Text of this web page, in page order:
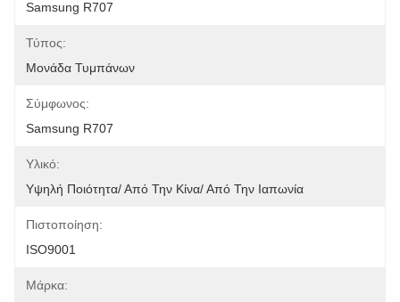
Samsung R707
Τύπος:
Μονάδα Τυμπάνων
Σύμφωνος:
Samsung R707
Υλικό:
Υψηλή Ποιότητα/ Από Την Κίνα/ Από Την Ιαπωνία
Πιστοποίηση:
ISO9001
Μάρκα: